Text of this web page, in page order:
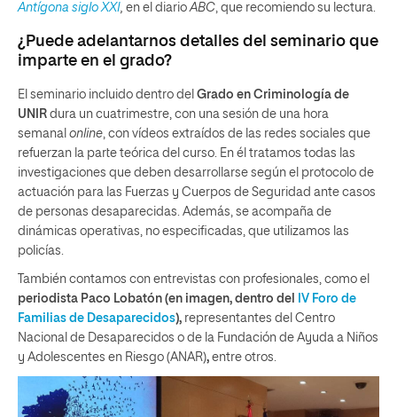
Antígona siglo XXI en el diario ABC , que recomiendo su lectura.
¿Puede adelantarnos detalles del seminario que
imparte en el grado?
El seminario incluido dentro del Grado en Criminología de
UNIR dura un cuatrimestre, con una sesión de una hora
semanal online , con vídeos extraídos de las redes sociales que
refuerzan la parte teórica del curso. En él tratamos todas las
investigaciones que deben desarrollarse según el protocolo de
actuación para las Fuerzas y Cuerpos de Seguridad ante casos
de personas desaparecidas. Además, se acompaña de
dinámicas operativas, no especificadas, que utilizamos las
policías.
También contamos con entrevistas con profesionales, como el
periodista Paco Lobatón (en imagen, dentro del
IV Foro de
Familias de Desaparecidos), representantes del Centro
Nacional de Desaparecidos o de la Fundación de Ayuda a Niños
y Adolescentes en Riesgo (ANAR), entre otros.